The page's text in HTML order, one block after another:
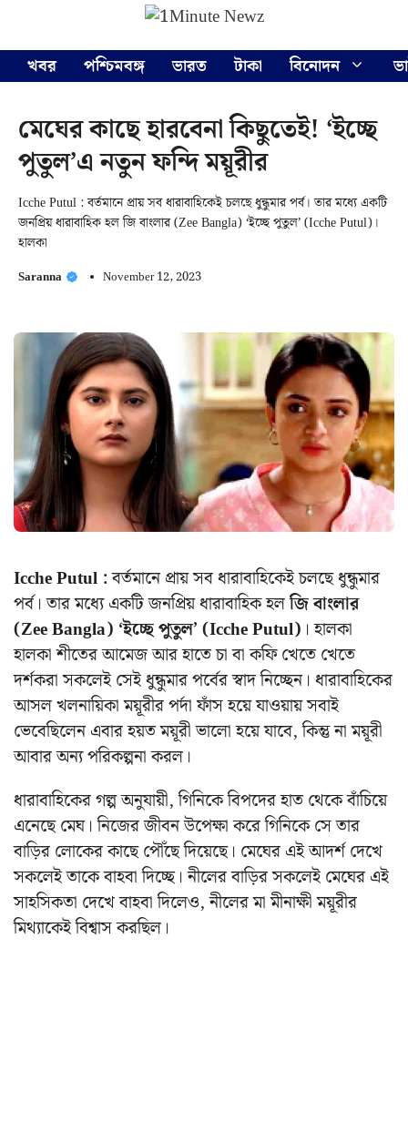
content
খবর
পশ্চিমবঙ্গ ভারত টাকা বিনোদন
মেঘের কাছে হারবেনা কিছুতেই! ‘ইচ্ছে
পুতুল’এ নতুন ফন্দি ময়ূরীর
Icche Putul : বর্তমানে প্রায় সব ধারাবাহিকেই চলছে ধুন্ধুমার পর্ব। তার মধ্যে একটি
জনপ্রিয় ধারাবাহিক হল জি বাংলার (Zee Bangla) ‘ইচ্ছে পুতুল’ (Icche Putul)।
হালকা
Saranna November 12, 2023
Icche Putul :বর্তমানে প্রায় সব ধারাবাহিকেই চলছে ধুন্ধুমার
পর্ব। তার মধ্যে একটি জনপ্রিয় ধারাবাহিক হলজি বাংলার
(Zee Bangla) ‘ইচ্ছে পুতুল’ (Icche Putul) । হালকা
হালকা শীতের আমেজ আর হাতে চা বা কফি খেতে খেতে
দর্শকরা সকলেই সেই ধুন্ধুমার পর্বের স্বাদ নিচ্ছেন। ধারাবাহিকের
আসল খলনায়িকা ময়ূরীর পর্দা ফাঁস হয়ে যাওয়ায় সবাই
ভেবেছিলেন এবার হয়ত ময়ূরী ভালো হয়ে যাবে, কিন্তু না ময়ূরী
আবার অন্য পরিকল্পনা করল।
ধারাবাহিকের গল্প অনুযায়ী, গিনিকে বিপদের হাত থেকে বাঁচিয়ে
এনেছে মেঘ। নিজের জীবন উপেক্ষা করে গিনিকে সে তার
বাড়ির লোকের কাছে পৌঁছে দিয়েছে। মেঘের এই আদর্শ দেখে
সকলেই তাকে বাহবা দিচ্ছে। নীলের বাড়ির সকলেই মেঘের এই
সাহসিকতা দেখে বাহবা দিলেও, নীলের মা মীনাক্ষী ময়ূরীর
মিথ্যাকেই বিশ্বাস করছিল।